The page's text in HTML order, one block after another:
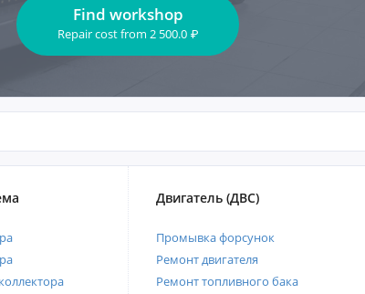
Find workshop
Repair costfrom 2 500.0 ₽
Двигатель (ДВС)
Промывка форсунок
Ремонт двигателя
Ремонт топливного бака